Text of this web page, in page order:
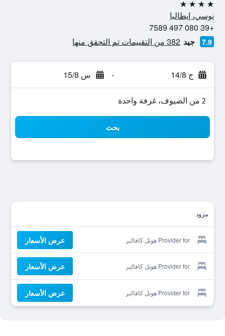
4 نجوم
نوسي، إيطاليا
+39 080 497 7589
7.9 جيد 382 من التقييمات تم التحقق منها
ج 14/8 - س 15/8
2 من الضيوف، غرفة واحدة
بحث
مزود
Provider for هوتل كافالير عرض الأسعار
Provider for هوتل كافالير عرض الأسعار
Provider for هوتل كافالير عرض الأسعار